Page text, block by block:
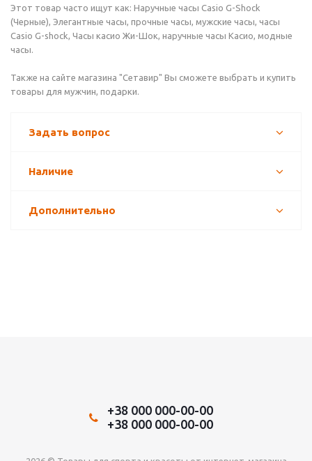
Этот товар часто ищут как: Наручные часы Casio G-Shock
(Черные), Элегантные часы, прочные часы, мужские часы, часы
Casio G-shock, Часы касио Жи-Шок, наручные часы Касио, модные
часы.
Также на сайте магазина "Сетавир" Вы сможете выбрать и купить
товары для мужчин, подарки.
Задать вопрос
Наличие
Дополнительно
+38 000 000-00-00
+38 000 000-00-00